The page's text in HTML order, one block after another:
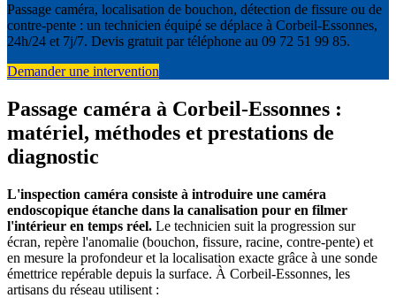
Passage caméra, localisation de bouchon, détection de fissure ou de
contre-pente : un technicien équipé se déplace à Corbeil-Essonnes,
24h/24 et 7j/7. Devis gratuit par téléphone au 09 72 51 99 85.
Demander une intervention
Passage caméra à Corbeil-Essonnes :
matériel, méthodes et prestations de
diagnostic
L'inspection caméra consiste à introduire une caméra
endoscopique étanche dans la canalisation pour en filmer
l'intérieur en temps réel. Le technicien suit la progression sur
écran, repère l'anomalie (bouchon, fissure, racine, contre-pente) et
en mesure la profondeur et la localisation exacte grâce à une sonde
émettrice repérable depuis la surface. À Corbeil-Essonnes, les
artisans du réseau utilisent :